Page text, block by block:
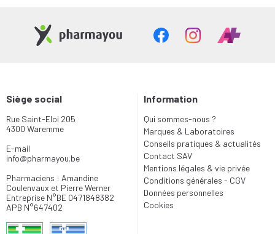
Siège social
Rue Saint-Eloi 205
4300 Waremme
E-mail
info@pharmayou.be
Pharmaciens : Amandine
Coulenvaux et Pierre Werner
Entreprise N°BE 0471848382
APB N°647402
Information
Qui sommes-nous ?
Marques & Laboratoires
Conseils pratiques & actualités
Contact SAV
Mentions légales & vie privée
Conditions générales - CGV
Données personnelles
Cookies